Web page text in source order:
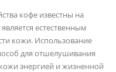
кофе известны на
естественным
кожи. Использование
для отшелушивания
энергией и жизненной